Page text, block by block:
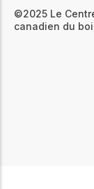
©2025 Le
canadien du